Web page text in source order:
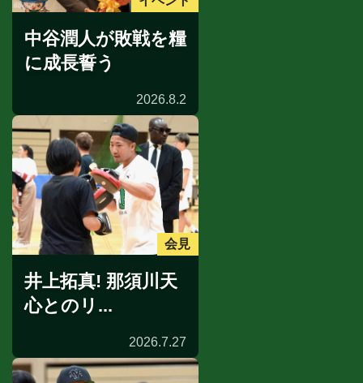
中谷潤人が敗戦を糧
に成長誓う
2026.8.2
会見
井上拓真! 那須川天
心とのリ...
2026.7.27